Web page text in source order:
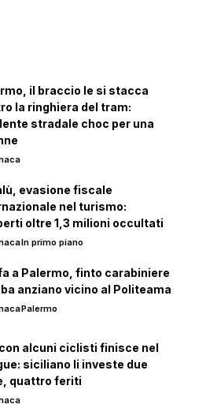
il braccio le si stacca
la ringhiera del tram:
stradale choc per una
evasione fiscale
nel turismo:
oltre 1,3 milioni occultati
In primo piano
a Palermo, finto carabiniere
anziano vicino al Politeama
Palermo
alcuni ciclisti finisce nel
siciliano li investe due
quattro feriti